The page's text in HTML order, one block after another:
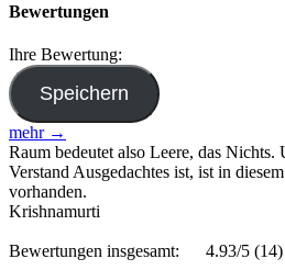
Bewertungen
Ihre Bewertung:
mehr →
Raum bedeutet also Leere, das Nichts.
Verstand Ausgedachtes ist, ist in
vorhanden.
Krishnamurti
Bewertungen insgesamt: 4.93/5 (14)